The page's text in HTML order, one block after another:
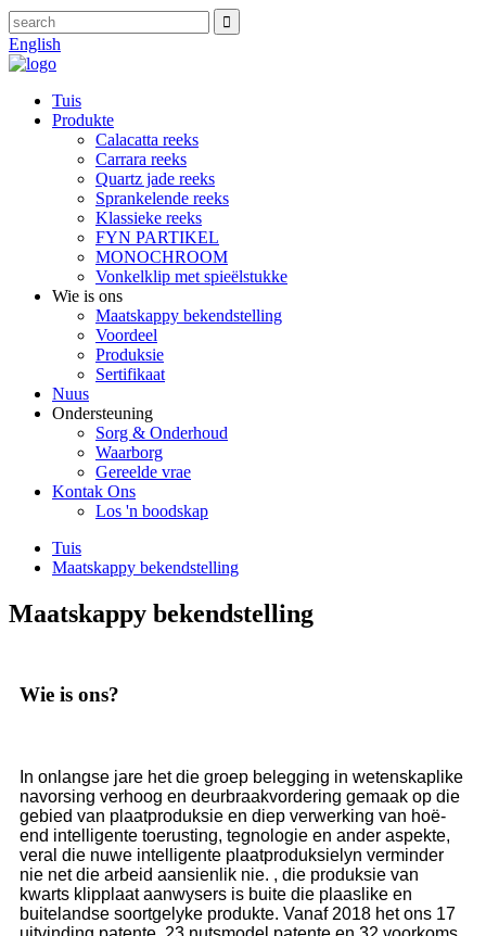
English
Tuis
Produkte
Calacatta reeks
Carrara reeks
Quartz jade reeks
Sprankelende reeks
Klassieke reeks
FYN PARTIKEL
MONOCHROOM
Vonkelklip met spieëlstukke
Wie is ons
Maatskappy bekendstelling
Voordeel
Produksie
Sertifikaat
Nuus
Ondersteuning
Sorg & Onderhoud
Waarborg
Gereelde vrae
Kontak Ons
Los 'n boodskap
Tuis
Maatskappy bekendstelling
Maatskappy bekendstelling
Wie is ons?
In onlangse jare het die groep belegging in wetenskaplike
navorsing verhoog en deurbraakvordering gemaak op die
gebied van plaatproduksie en diep verwerking van hoë-
end intelligente toerusting, tegnologie en ander aspekte,
veral die nuwe intelligente plaatproduksielyn verminder
nie net die arbeid aansienlik nie. , die produksie van
kwarts klipplaat aanwysers is buite die plaaslike en
buitelandse soortgelyke produkte. Vanaf 2018 het ons 17